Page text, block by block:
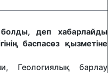
болды, деп хабарлайды
баспасөз қызметіне
Геологиялық барлау